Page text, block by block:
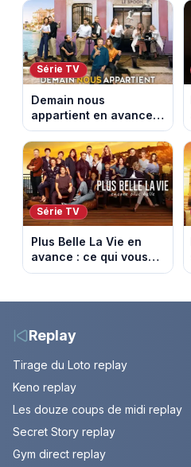
épisodes inédits
diffusés le 13 août
Série TV
Demain nous
appartient en avance :
ce qui vous attend la
semaine du 10 au 14
août 2026 (spoiler)
Série TV
Plus Belle La Vie en
avance : ce qui vous
attend la semaine du
(spoiler)
Replay
Tirage du Loto replay
Keno replay
Les douze coups de midi replay
Secret Story replay
Gym direct replay